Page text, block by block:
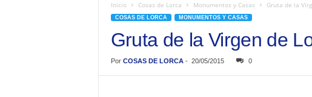
Inicio Cosas de Lorca Monumentos y Casas Gruta de la
COSAS DE LORCA MONUMENTOS Y CASAS
Gruta de la Virgen de
Por COSAS DE LORCA- 20/05/2015 0